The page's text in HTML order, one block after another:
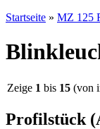
Startseite » MZ 125
Zeige 1 bis 15 (von
Profilstück